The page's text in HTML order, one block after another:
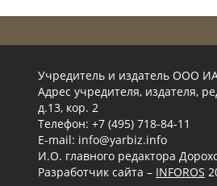
Учредитель и издатель ООО
Адрес учредителя, издателя,
д.13, кор. 2
Телефон: +7 (495) 718-84-11
E-mail: info@yarbiz.info
И.О. главного редактора
Разработчик сайта – INFOROS